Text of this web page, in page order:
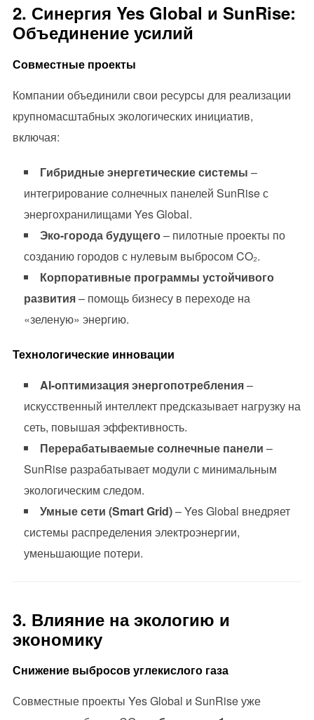
2. Синергия Yes Global и SunRise:
Объединение усилий
Совместные проекты
Компании объединили свои ресурсы для реализации
крупномасштабных экологических инициатив,
включая:
Гибридные энергетические системы –
интегрирование солнечных панелей SunRise с
энергохранилищами Yes Global.
Эко-города будущего– пилотные проекты по
созданию городов с нулевым выбросом CO₂.
Корпоративные программы устойчивого
развития– помощь бизнесу в переходе на
«зеленую» энергию.
Технологические инновации
AI-оптимизация энергопотребления–
искусственный интеллект предсказывает нагрузку на
сеть, повышая эффективность.
Перерабатываемые солнечные панели –
SunRise разрабатывает модули с минимальным
экологическим следом.
Умные сети (Smart Grid)– Yes Global внедряет
системы распределения электроэнергии,
уменьшающие потери.
3. Влияние на экологию и
экономику
Снижение выбросов углекислого газа
Совместные проекты Yes Global и SunRise уже